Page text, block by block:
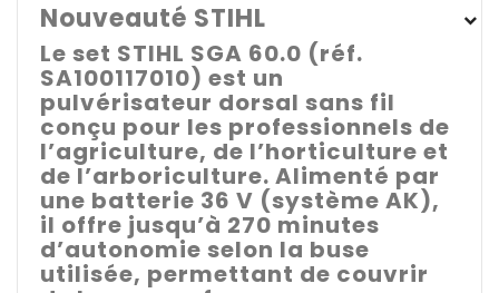
Nouveauté STIHL
Le set STIHL SGA 60.0 (réf.
SA100117010) est un
pulvérisateur dorsal sans fil
conçu pour les professionnels de
l’agriculture, de l’horticulture et
de l’arboriculture. Alimenté par
une batterie 36 V (système AK),
il offre jusqu’à 270 minutes
d’autonomie selon la buse
utilisée, permettant de couvrir